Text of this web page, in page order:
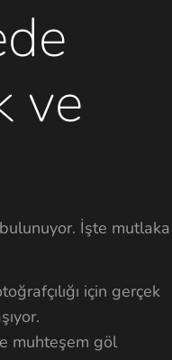
ve
İşte mutlaka
için gerçek
muhteşem göl